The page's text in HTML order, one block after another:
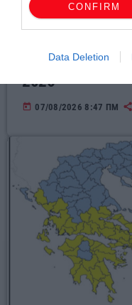
CONFIRM
Data Deletion
Τοπικά Νέα
Από την 10η
2026
today 07/08/2026 8:47 ΠΜ